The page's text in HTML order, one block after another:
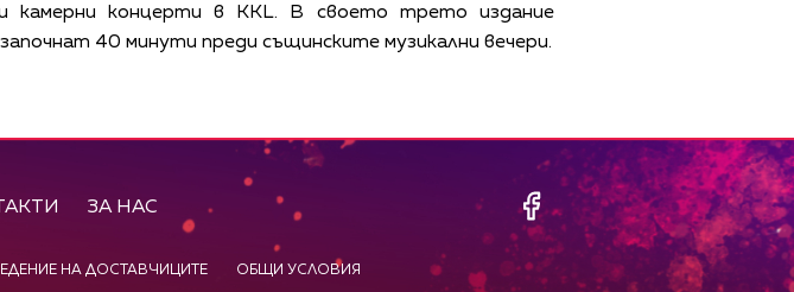
концерти в KKL. В своето трето издание
40 минути преди същинските музикални вечери.
ЗА НАС
НА ДОСТАВЧИЦИТЕ ОБЩИ УСЛОВИЯ